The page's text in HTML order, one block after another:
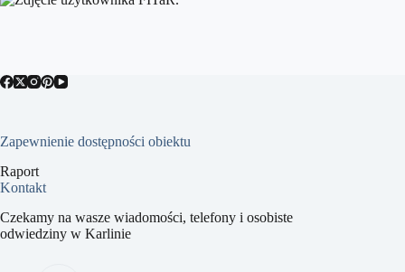
Zapewnienie dostępności obiektu
Raport
Kontakt
Czekamy na wasze wiadomości, telefony i osobiste
odwiedziny w Karlinie